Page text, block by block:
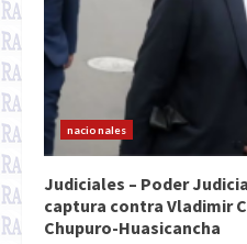
nacionales
Judiciales – Poder
captura contra Vladimir
Chupuro-Huasicancha